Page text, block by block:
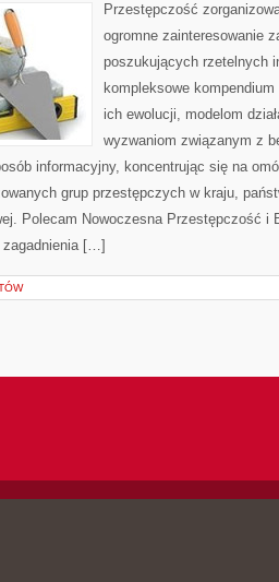
Przestępczość
ogromne zainteresowanie
poszukujących rzetelnych
kompleksowe
ich ewolucji, modelom
wyzwaniom związanym z
informacyjny, koncentrując się na
grup przestępczych w kraju,
Polecam Nowoczesna Przestępczość i
zagadnienia […]